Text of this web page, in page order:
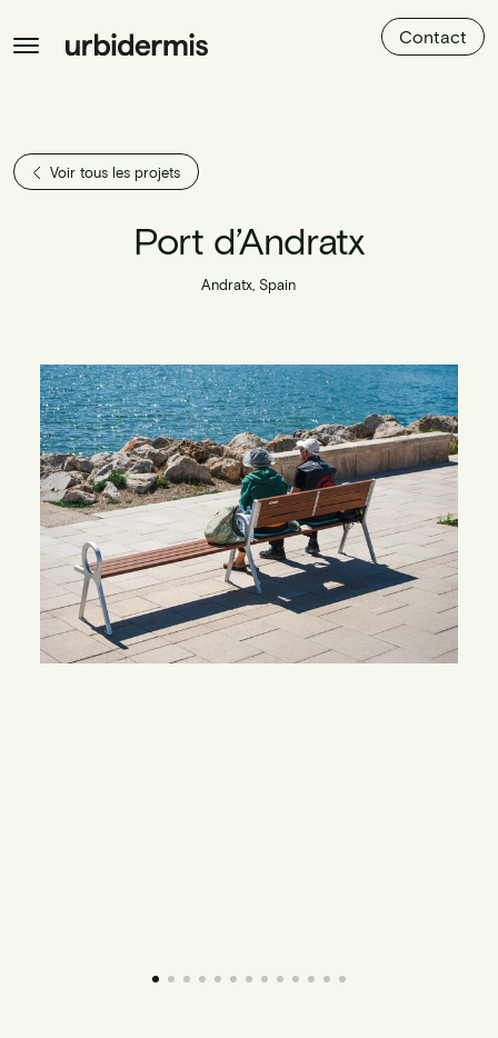
Contact
Voir tous les projets
Port d’Andratx
Andratx, Spain